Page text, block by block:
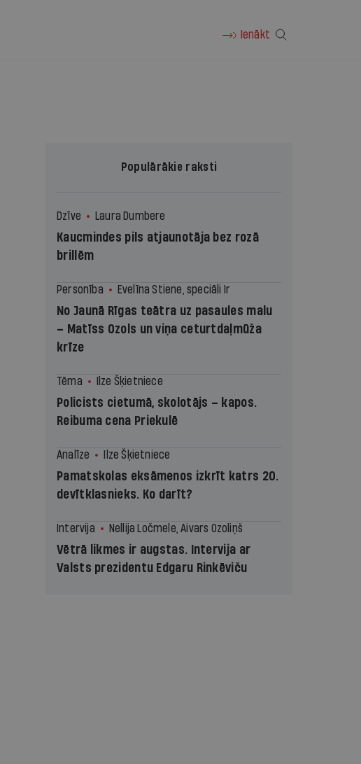
Ienākt
Populārākie raksti
Dzīve Laura Dumbere
Kaucmindes pils atjaunotāja bez rozā
brillēm
Personība Evelīna Stiene, speciāli Ir
No Jaunā Rīgas teātra uz pasaules malu
– Matīss Ozols un viņa ceturtdaļmūža
krīze
Tēma Ilze Šķietniece
Policists cietumā, skolotājs – kapos.
Reibuma cena Priekulē
Analīze Ilze Šķietniece
Pamatskolas eksāmenos izkrīt katrs 20.
devītklasnieks. Ko darīt?
Intervija Nellija Ločmele, Aivars Ozoliņš
Vētrā likmes ir augstas. Intervija ar
Valsts prezidentu Edgaru Rinkēviču